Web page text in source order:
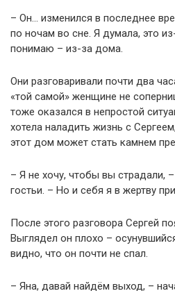
– Он… изменился в последнее
по ночам во сне. Я думала, это
понимаю – из-за дома.
Они разговаривали почти два
«той самой» женщине не
тоже оказался в непростой
хотела наладить жизнь с
этот дом может стать камнем
– Я не хочу, чтобы вы страдали,
гостьи. – Но и себя я в жертву
После этого разговора Сергей
Выглядел он плохо –
видно, что он почти не спал.
– Яна, давай найдём выход, –